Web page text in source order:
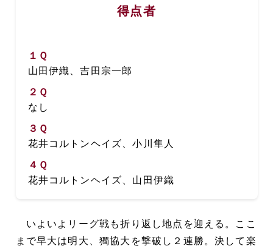
得点者
１Ｑ
山田伊織、吉田宗一郎
２Ｑ
なし
３Ｑ
花井コルトンヘイズ、小川隼人
４Ｑ
花井コルトンヘイズ、山田伊織
いよいよリーグ戦も折り返し地点を迎える。ここ
まで早大は明大、獨協大を撃破し２連勝。決して楽